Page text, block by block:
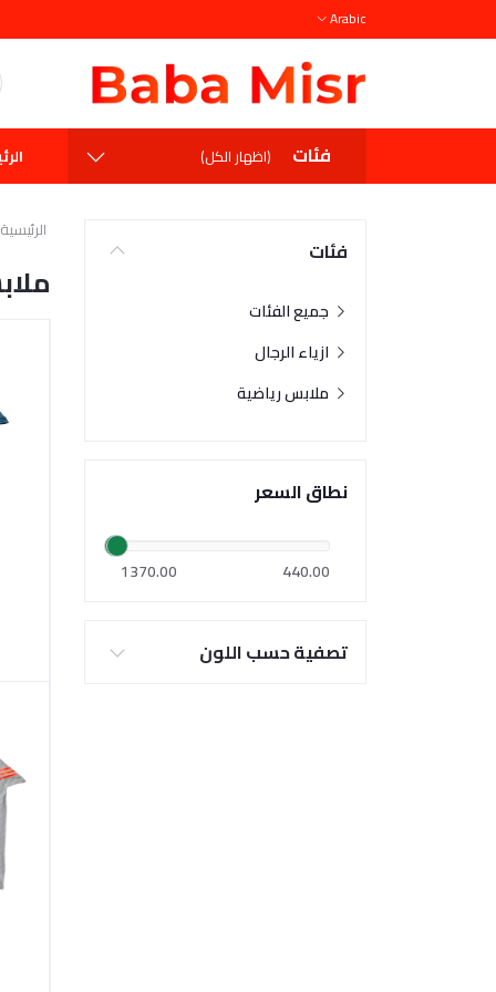
Arabic
فئات (اظهار الكل)
فئات
جميع الفئات
ازياء الرجال
ملابس رياضية
نطاق السعر
440.00
1370.00
تصفية حسب اللون
الرئيسية